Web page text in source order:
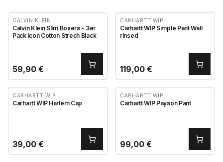
CALVIN KLEIN
Calvin Klein Slim Boxers - 3er
Pack Icon Cotton Strech Black
59,90 €
CARHARTT WIP
Carhartt WIP Simple Pant Wall
rinsed
119,00 €
CARHARTT WIP
Carhartt WIP Harlem Cap
39,00 €
CARHARTT WIP
Carhartt WIP Payson Pant
99,00 €